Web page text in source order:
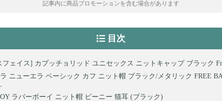
記事内に商品プロモーションを含む場合があります
目次
ェイス] カプッチョリッド ユニセックス ニットキャップ ブラック
ニューエラ ベーシック カフ ニット帽 ブラック/メタリック FREE
ラバーボーイ ニット帽 ビーニー 猫耳 (ブラック)